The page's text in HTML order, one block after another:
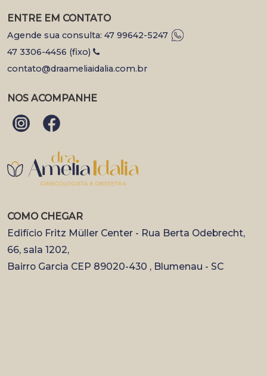
ENTRE EM CONTATO
Agende sua consulta: 47 99642-5247
47 3306-4456 (fixo)
contato@draameliaidalia.com.br
NOS ACOMPANHE
COMO CHEGAR
Edifício Fritz Müller Center - Rua Berta Odebrecht,
66, sala 1202,
Bairro Garcia CEP 89020-430 , Blumenau - SC